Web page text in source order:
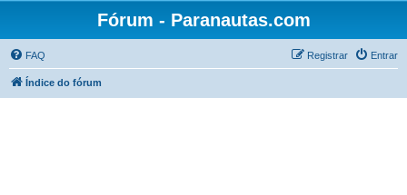
Fórum - Paranautas.com
FAQ Entrar
Registrar
Índice do fórum